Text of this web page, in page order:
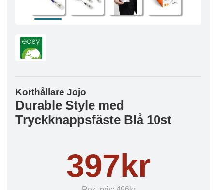
Korthållare Jojo
Durable Style med
Tryckknappsfäste Blå 10st
397kr